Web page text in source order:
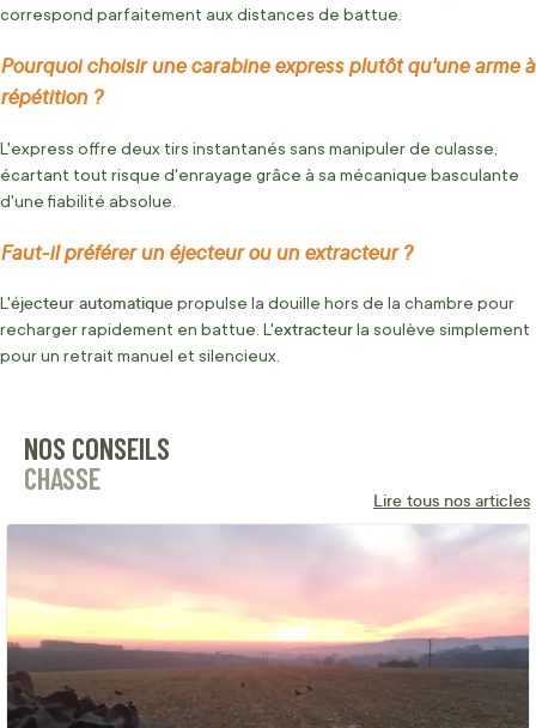
correspond parfaitement aux distances de battue.
Pourquoi choisir une carabine express plutôt qu'une arme à
répétition ?
L'express offre deux tirs instantanés sans manipuler de culasse,
écartant tout risque d'enrayage grâce à sa mécanique basculante
d'une fiabilité absolue.
Faut-il préférer un éjecteur ou un extracteur ?
L'éjecteur automatiquepropulse la douille hors de la chambre pour
recharger rapidement en battue. L'extracteurla soulève simplement
pour un retrait manuel et silencieux.
NOS CONSEILS
CHASSE
Lire tous nos articles